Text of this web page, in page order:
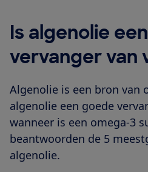
Is algenolie
vervanger van
Algenolie is een bron van
algenolie een goede
wanneer is een omega-3
beantwoorden de 5
algenolie.